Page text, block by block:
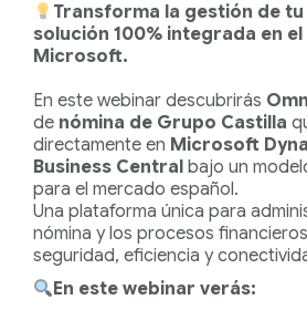
Transforma la gestión de
solución 100% integrada en
Microsoft.
En este webinar descubrirás
de nómina de Grupo Castilla
directamente en Microsoft
Business Central bajo un
para el mercado español.
Una plataforma única para
nómina y los procesos
seguridad, eficiencia y
En este webinar verás: